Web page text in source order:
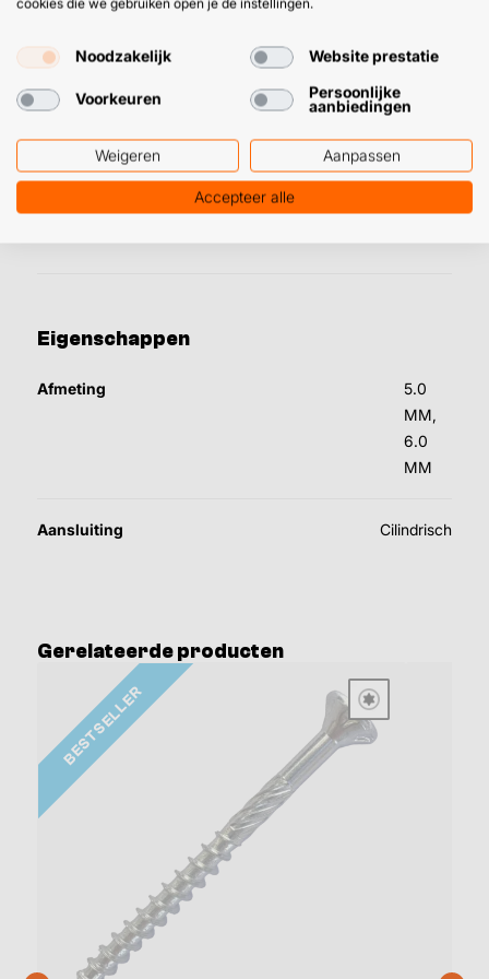
Bestelbaar in Ø 5 of 6 mm
Gaten in je dakpannen boren van Ø 8, 10 of 12 mm?
je met de tegel- en dakpanboor HM.
👉 Is de dakpanboor ultra je match?Bestel ‘m direct of
bekijk eerstTackmasters reviews. Zodat je in één
oogopslag ziet dat we je pakket zo goed-en-snel mogelijk
Eigenschappen
Afmeting
5.0
MM,
6.0
MM
Aansluiting Cilindrisch
Gerelateerde producten
BESTSELLER
Noodzakelijk Website prestatie
Voorkeuren
Persoonlijke
aanbiedingen
Weigeren Aanpassen
Accepteer alle